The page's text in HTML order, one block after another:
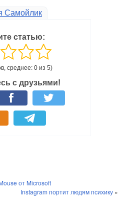
Самойлик
статью:
среднее: 0 из 5)
с друзьями!
от Microsoft
Instagram портит людям психику »